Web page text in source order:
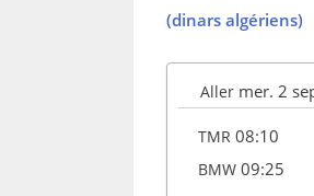
(dinars algériens)
Aller mer. 2
TMR 08:10
BMW 09:25